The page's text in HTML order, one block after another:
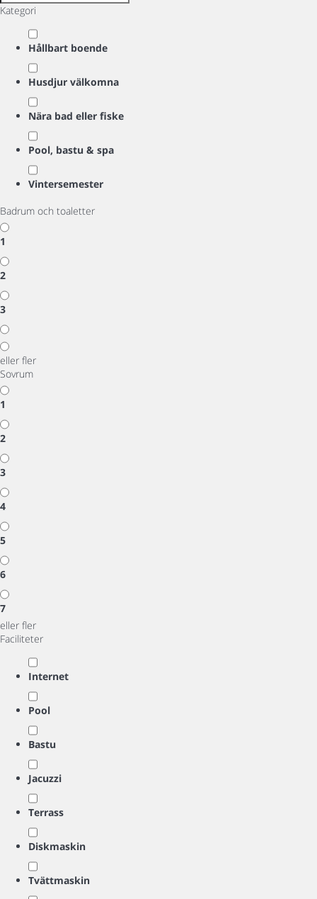
Kategori
Hållbart boende
Husdjur välkomna
Nära bad eller fiske
Pool, bastu & spa
Vintersemester
Badrum och toaletter
1
2
3
eller fler
Sovrum
1
2
3
4
5
6
7
eller fler
Faciliteter
Internet
Pool
Bastu
Jacuzzi
Terrass
Diskmaskin
Tvättmaskin